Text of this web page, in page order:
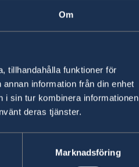
Om
tillhandahålla funktioner för
information från din enhet
i sin tur kombinera informationen
deras tjänster.
Marknadsföring